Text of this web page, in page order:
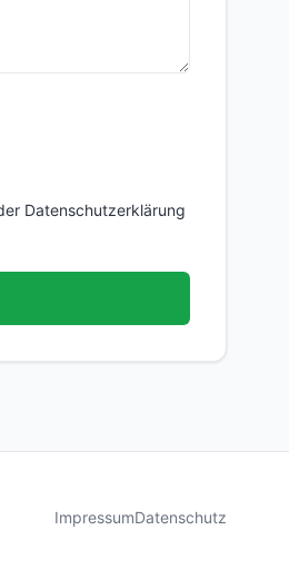
Datenschutzerklärung
ImpressumDatenschutz